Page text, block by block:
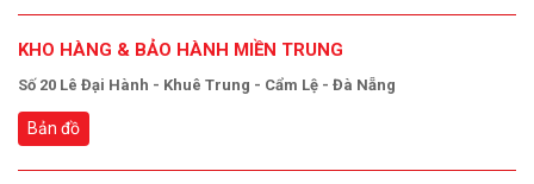
KHO HÀNG & BẢO HÀNH MIỀN TRUNG
Số 20 Lê Đại Hành - Khuê Trung - Cẩm Lệ - Đà Nẵng
Bản đồ